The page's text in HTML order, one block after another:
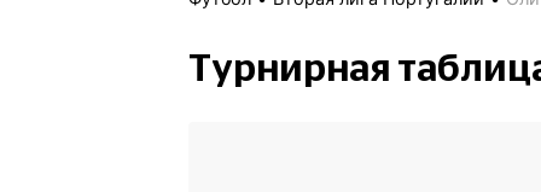
Турнирная